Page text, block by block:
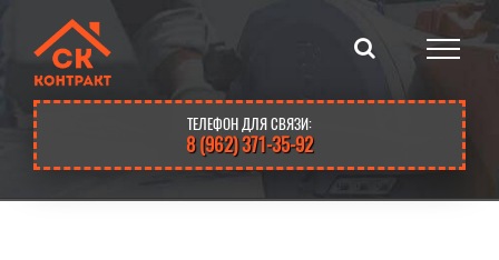
content
ТЕЛЕФОН ДЛЯ СВЯЗИ:
8 (962) 371-35-92